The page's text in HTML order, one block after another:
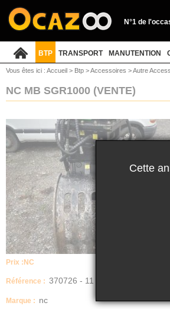
N°1 de
BTP TRANSPORT MANUTENTION
Vous êtes ici : Accueil > Btp >Accessoires >Autre
NC MB SGR1000 (VENTE)
Prix : NC
Référence : 370726 - 11
Marque : nc
Cette